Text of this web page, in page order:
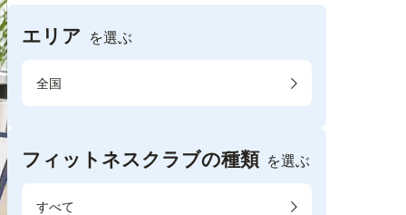
エリア を選ぶ
全国
フィットネスクラブの種類 を選ぶ
すべて